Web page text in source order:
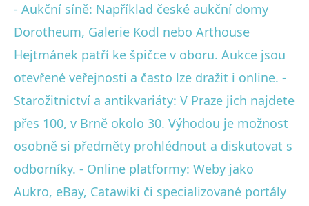
- Aukční síně: Například české aukční domy
Dorotheum, Galerie Kodl nebo Arthouse
Hejtmánek patří ke špičce v oboru. Aukce jsou
otevřené veřejnosti a často lze dražit i online. -
Starožitnictví a antikvariáty: V Praze jich najdete
přes 100, v Brně okolo 30. Výhodou je možnost
osobně si předměty prohlédnout a diskutovat s
odborníky. - Online platformy: Weby jako
Aukro, eBay, Catawiki či specializované portály